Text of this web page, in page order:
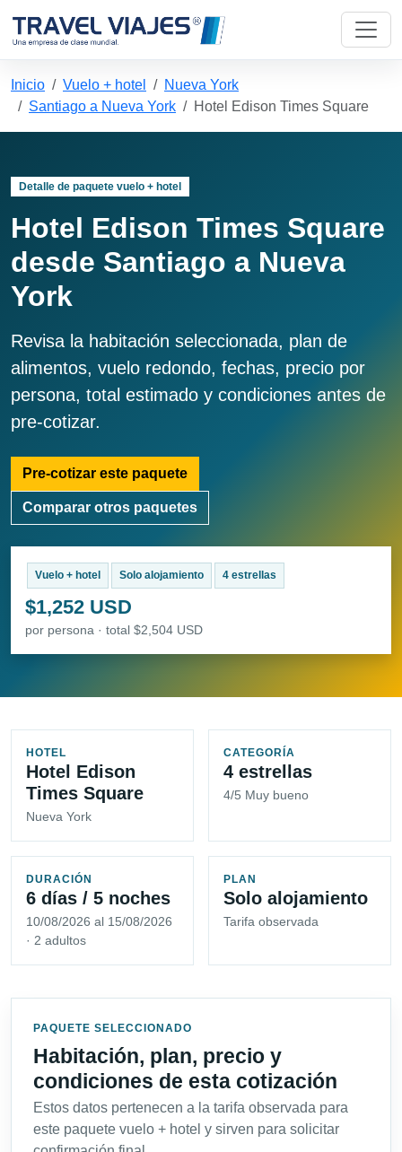
Inicio Vuelo + hotel
Nueva York
Santiago a Nueva York
Hotel Edison Times Square
Detalle de paquete vuelo + hotel
Hotel Edison Times Square
desde Santiago a Nueva
York
Revisa la habitación seleccionada, plan de
alimentos, vuelo redondo, fechas, precio por
persona, total estimado y condiciones antes de
pre-cotizar.
Pre-cotizar este paquete
Comparar otros paquetes
Vuelo + hotel Solo alojamiento 4 estrellas
$1,252 USD
por persona · total $2,504 USD
HOTEL
Hotel Edison
Times Square
Nueva York
CATEGORÍA
4 estrellas
4/5 Muy bueno
DURACIÓN
6 días / 5 noches
10/08/2026 al 15/08/2026
· 2 adultos
PLAN
Solo alojamiento
Tarifa observada
PAQUETE SELECCIONADO
Habitación, plan, precio y
condiciones de esta cotización
Estos datos pertenecen a la tarifa observada para
este paquete vuelo + hotel y sirven para solicitar